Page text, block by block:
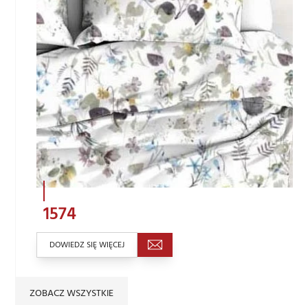
1574
DOWIEDZ SIĘ WIĘCEJ
ZOBACZ WSZYSTKIE